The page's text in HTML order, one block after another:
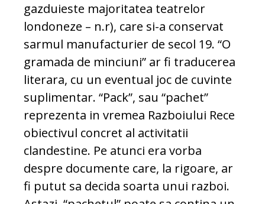
gazduieste majoritatea teatrelor
londoneze – n.r), care si-a conservat
sarmul manufacturier de secol 19. “O
gramada de minciuni” ar fi traducerea
literara, cu un eventual joc de cuvinte
suplimentar. “Pack”, sau “pachet”
reprezenta in vremea Razboiului Rece
obiectivul concret al activitatii
clandestine. Pe atunci era vorba
despre documente care, la rigoare, ar
fi putut sa decida soarta unui razboi.